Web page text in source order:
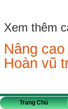
Xem thêm
Nâng
Hoàn vũ
Trang Chủ